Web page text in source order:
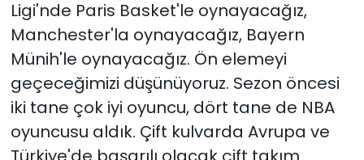
Ligi'nde Paris Basket'le oynayacağız,
Manchester'la oynayacağız, Bayern
Münih'le oynayacağız. Ön elemeyi
geçeceğimizi düşünüyoruz. Sezon öncesi
iki tane çok iyi oyuncu, dört tane de NBA
oyuncusu aldık. Çift kulvarda Avrupa ve